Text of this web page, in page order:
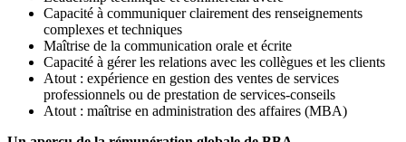
Capacité à communiquer clairement des renseignements
complexes et techniques
Maîtrise de la communication orale et écrite
Capacité à gérer les relations avec les collègues et les clients
Atout : expérience en gestion des ventes de services
professionnels ou de prestation de services-conseils
Atout : maîtrise en administration des affaires (MBA)